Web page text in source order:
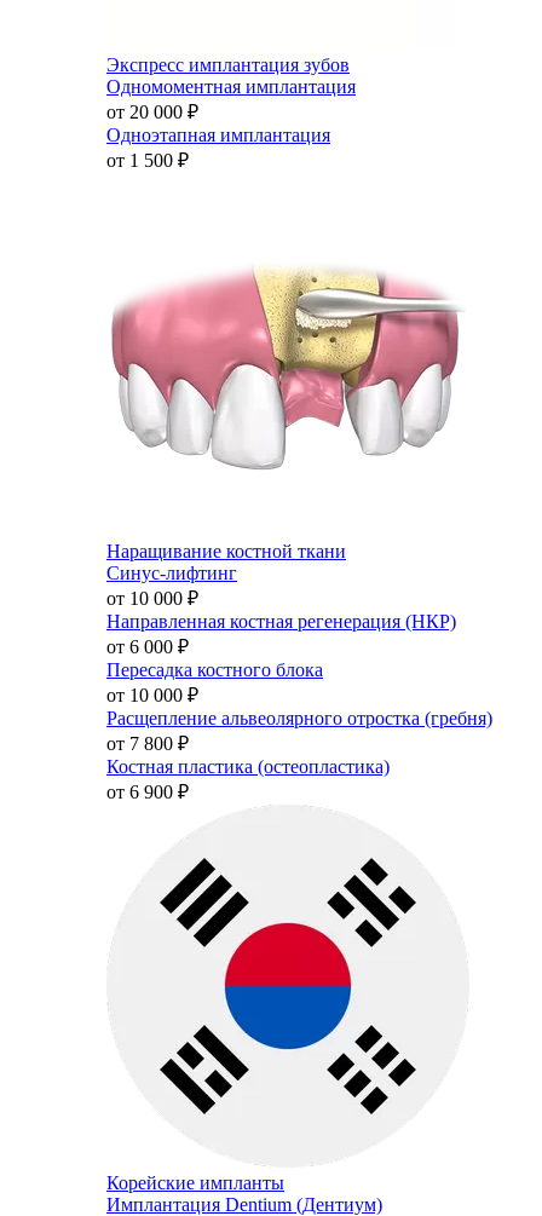
Экспресс имплантация зубов
Одномоментная имплантация
от 20 000 ₽
Одноэтапная имплантация
от 1 500 ₽
Наращивание костной ткани
Синус-лифтинг
от 10 000 ₽
Направленная костная регенерация (НКР)
от 6 000 ₽
Пересадка костного блока
от 10 000 ₽
Расщепление альвеолярного отростка (гребня)
от 7 800 ₽
Костная пластика (остеопластика)
от 6 900 ₽
Корейские импланты
Имплантация Dentium (Дентиум)